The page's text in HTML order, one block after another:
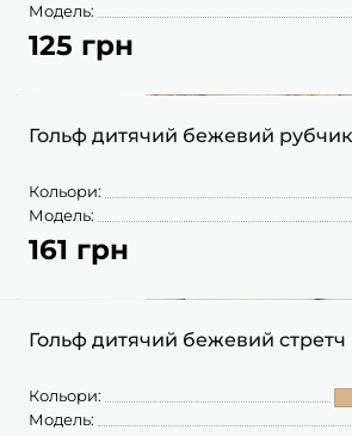
Модель:
125 грн
Гольф дитячий бежевий рубчик
Кольори:
Модель:
161 грн
Гольф дитячий бежевий стретч
Кольори:
Модель: